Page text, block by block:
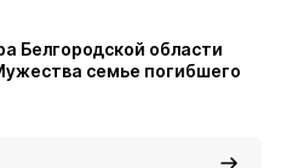
Белгородской области
семье погибшего